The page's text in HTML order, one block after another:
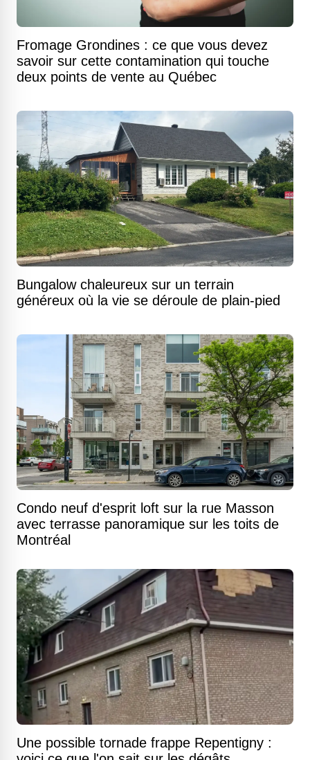
Fromage Grondines : ce que vous devez
savoir sur cette contamination qui touche
deux points de vente au Québec
Bungalow chaleureux sur un terrain
généreux où la vie se déroule de plain-pied
Condo neuf d'esprit loft sur la rue Masson
avec terrasse panoramique sur les toits de
Montréal
Une possible tornade frappe Repentigny :